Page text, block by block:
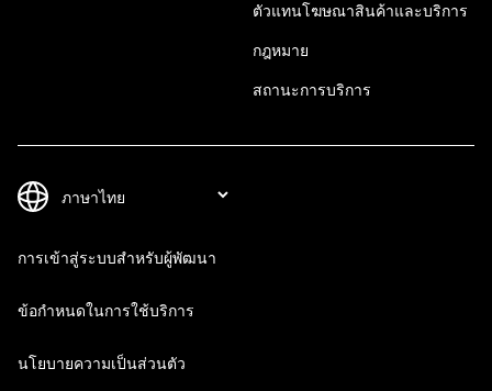
ตัวแทนโฆษณาสินค้าและบริการ
กฎหมาย
สถานะการบริการ
การเข้าสู่ระบบสำหรับผู้พัฒนา
ข้อกำหนดในการใช้บริการ
นโยบายความเป็นส่วนตัว